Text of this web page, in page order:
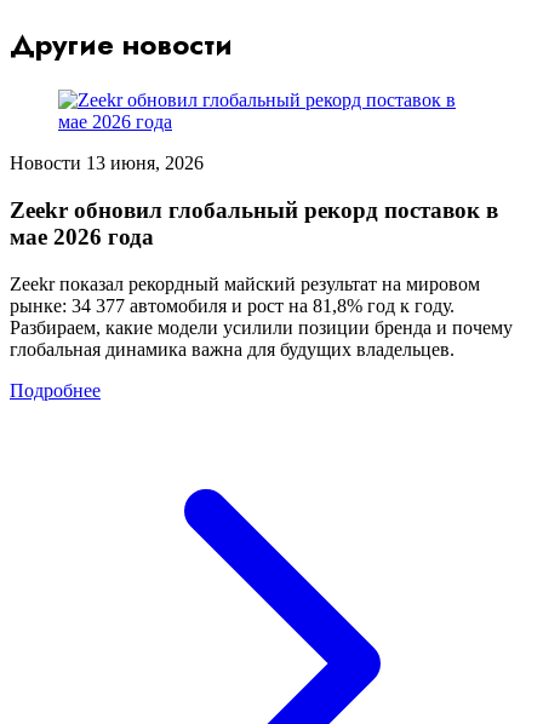
Другие новости
Новости 13 июня, 2026
Zeekr обновил глобальный рекорд поставок в
мае 2026 года
Zeekr показал рекордный майский результат на мировом
рынке: 34 377 автомобиля и рост на 81,8% год к году.
Разбираем, какие модели усилили позиции бренда и почему
глобальная динамика важна для будущих владельцев.
Подробнее